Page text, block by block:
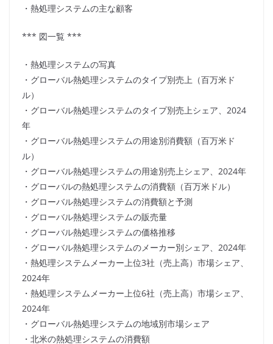
・熱処理システムの主な顧客
*** 図一覧 ***
・熱処理システムの写真
・グローバル熱処理システムのタイプ別売上（百万米ド
ル）
・グローバル熱処理システムのタイプ別売上シェア、2024
年
・グローバル熱処理システムの用途別消費額（百万米ド
ル）
・グローバル熱処理システムの用途別売上シェア、2024年
・グローバルの熱処理システムの消費額（百万米ドル）
・グローバル熱処理システムの消費額と予測
・グローバル熱処理システムの販売量
・グローバル熱処理システムの価格推移
・グローバル熱処理システムのメーカー別シェア、2024年
・熱処理システムメーカー上位3社（売上高）市場シェア、
2024年
・熱処理システムメーカー上位6社（売上高）市場シェア、
2024年
・グローバル熱処理システムの地域別市場シェア
・北米の熱処理システムの消費額